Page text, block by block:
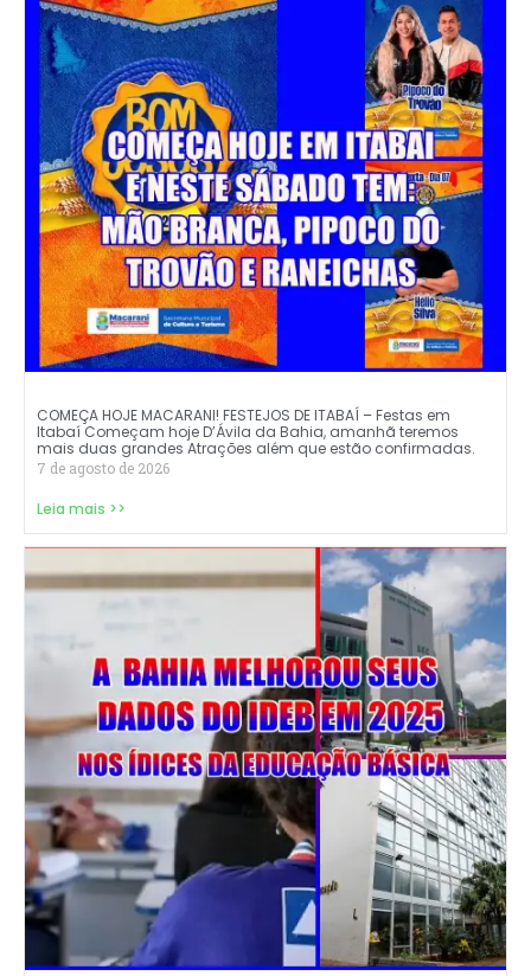
COMEÇA HOJE MACARANI! FESTEJOS DE ITABAÍ – Festas em
Itabaí Começam hoje D’Ávila da Bahia, amanhã teremos
mais duas grandes Atrações além que estão confirmadas.
7 de agosto de 2026
Leia mais >>